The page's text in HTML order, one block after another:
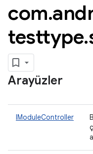
com.
testtype.
Arayüzler
IModuleController